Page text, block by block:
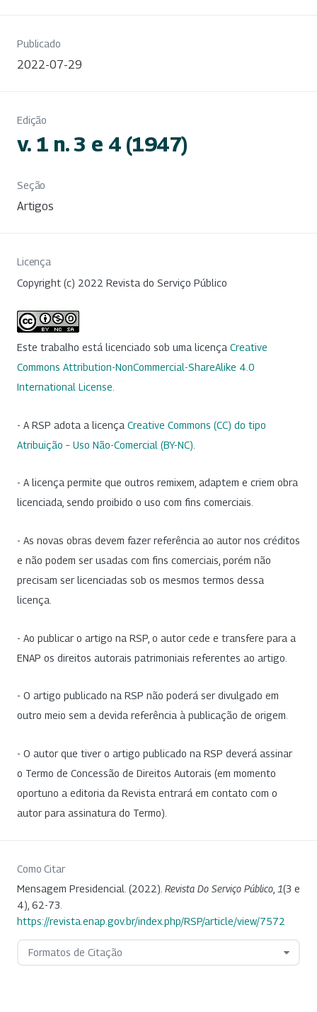
Publicado
2022-07-29
Edição
v. 1 n. 3 e 4 (1947)
Seção
Artigos
Licença
Copyright (c) 2022 Revista do Serviço Público
Este trabalho está licenciado sob uma licença Creative
Commons Attribution-NonCommercial-ShareAlike 4.0
International License
- A RSP adota a licença Creative Commons (CC) do tipo
Atribuição – Uso Não-Comercial (BY-NC)
- A licença permite que outros remixem, adaptem e criem obra
licenciada, sendo proibido o uso com fins comerciais.
- As novas obras devem fazer referência ao autor nos créditos
e não podem ser usadas com fins comerciais, porém não
precisam ser licenciadas sob os mesmos termos dessa
licença.
- Ao publicar o artigo na RSP, o autor cede e transfere para a
ENAP os direitos autorais patrimoniais referentes ao artigo.
- O artigo publicado na RSP não poderá ser divulgado em
outro meio sem a devida referência à publicação de origem.
- O autor que tiver o artigo publicado na RSP deverá assinar
o Termo de Concessão de Direitos Autorais (em momento
oportuno a editoria da Revista entrará em contato com o
autor para assinatura do Termo).
Como Citar
Mensagem Presidencial. (2022). Revista Do Serviço Público 1(3 e
4), 62-73.
https://revista.enap.gov.br/index.php/RSP/article/view/7572
Formatos de Citação